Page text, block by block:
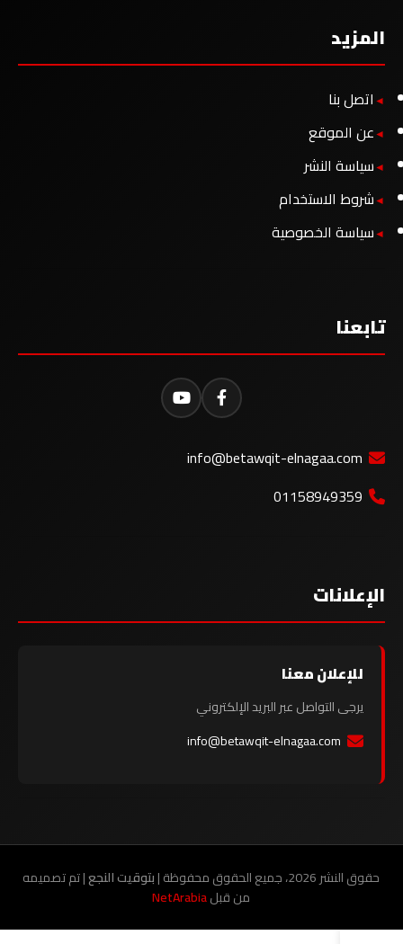
المزيد
اتصل بنا
عن الموقع
سياسة النشر
شروط الاستخدام
سياسة الخصوصية
تابعنا
info@betawqit-elnagaa.com
01158949359
الإعلانات
للإعلان معنا
يرجى التواصل عبر البريد الإلكتروني
info@betawqit-elnagaa.com
حقوق النشر 2026، جميع الحقوق محفوظة | بتوقيت النجع| تم تصميمه
من قبلNetArabia